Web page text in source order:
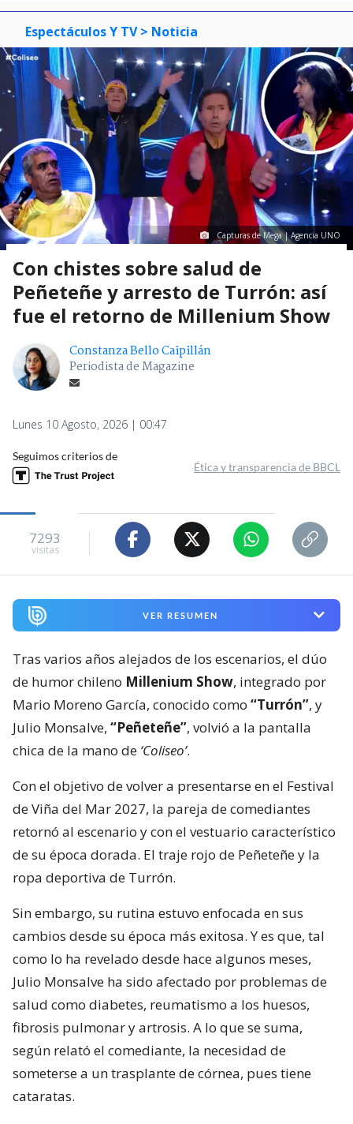
Espectáculos Y TV > Noticia
Capturas de Mega | Agencia UNO
Con chistes sobre salud de
Peñeteñe y arresto de Turrón: así
fue el retorno de Millenium Show
Constanza Bello Caipillán
Periodista de Magazine
Lunes 10 Agosto, 2026 | 00:47
Seguimos criterios de
Ética y transparencia de BBCL
7293
visitas
VER RESUMEN
Tras varios años alejados de los escenarios, el dúo
de humor chileno Millenium Show, integrado por
Mario Moreno García, conocido como “Turrón”, y
Julio Monsalve, “Peñeteñe”, volvió a la pantalla
chica de la mano de ‘Coliseo’.
Con el objetivo de volver a presentarse en el Festival
de Viña del Mar 2027, la pareja de comediantes
retornó al escenario y con el vestuario característico
de su época dorada. El traje rojo de Peñeteñe y la
ropa deportiva de Turrón.
Sin embargo, su rutina estuvo enfocada en sus
cambios desde su época más exitosa. Y es que, tal
como lo ha revelado desde hace algunos meses,
Julio Monsalve ha sido afectado por problemas de
salud como diabetes, reumatismo a los huesos,
fibrosis pulmonar y artrosis. A lo que se suma,
según relató el comediante, la necesidad de
someterse a un trasplante de córnea, pues tiene
cataratas.